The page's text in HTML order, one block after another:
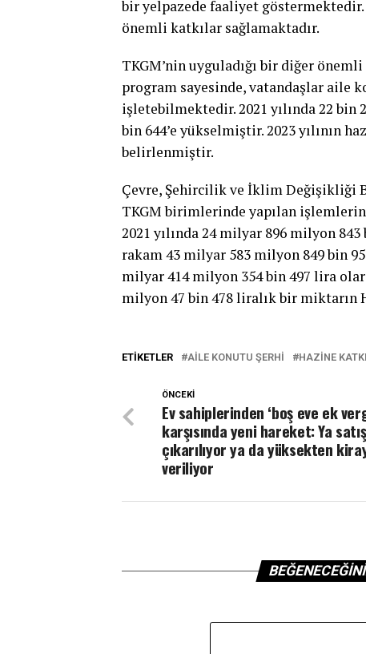
bir yelpazede faaliyet
önemli katkılar sağlamaktadır.
TKGM’nin uyguladığı bir diğer
program sayesinde, vatandaşlar aile
işletebilmektedir. 2021 yılında 22 bin
bin 644’e yükselmiştir. 2023 yılının
belirlenmiştir.
Çevre, Şehircilik ve İklim Değişikliği
TKGM birimlerinde yapılan işlemlerin
2021 yılında 24 milyar 896 milyon
rakam 43 milyar 583 milyon 849 bin
milyar 414 milyon 354 bin 497 lira
milyon 47 bin 478 liralık bir miktarın
ETIKETLER AILE KONUTU ŞERHI HAZINE
ÖNCEKI
Ev sahiplerinden ‘boş eve ek
karşısında yeni hareket: Ya
çıkarılıyor ya da yüksekten
veriliyor